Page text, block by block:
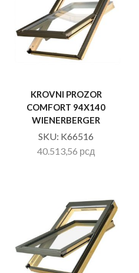
KROVNI PROZOR
COMFORT 94X140
WIENERBERGER
SKU: K66516
40.513,56 рсд